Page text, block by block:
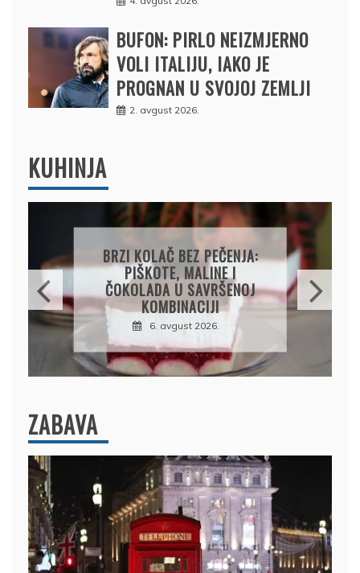
BUFON: PIRLO NEIZMJERNO
VOLI ITALIJU, IAKO JE
PROGNAN U SVOJOJ ZEMLJI
2. avgust 2026.
KUHINJA
BRZI KOLAČ BEZ PEČENJA:
PIŠKOTE, MALINE I
ČOKOLADA U SAVRŠENOJ
KOMBINACIJI
6. avgust 2026.
ZABAVA